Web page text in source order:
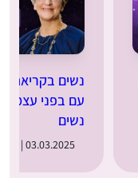
נשים בקריאת
עם בפני עצמן:
נשים
03.03.2025 | ג׳ באדר תשפ״ה